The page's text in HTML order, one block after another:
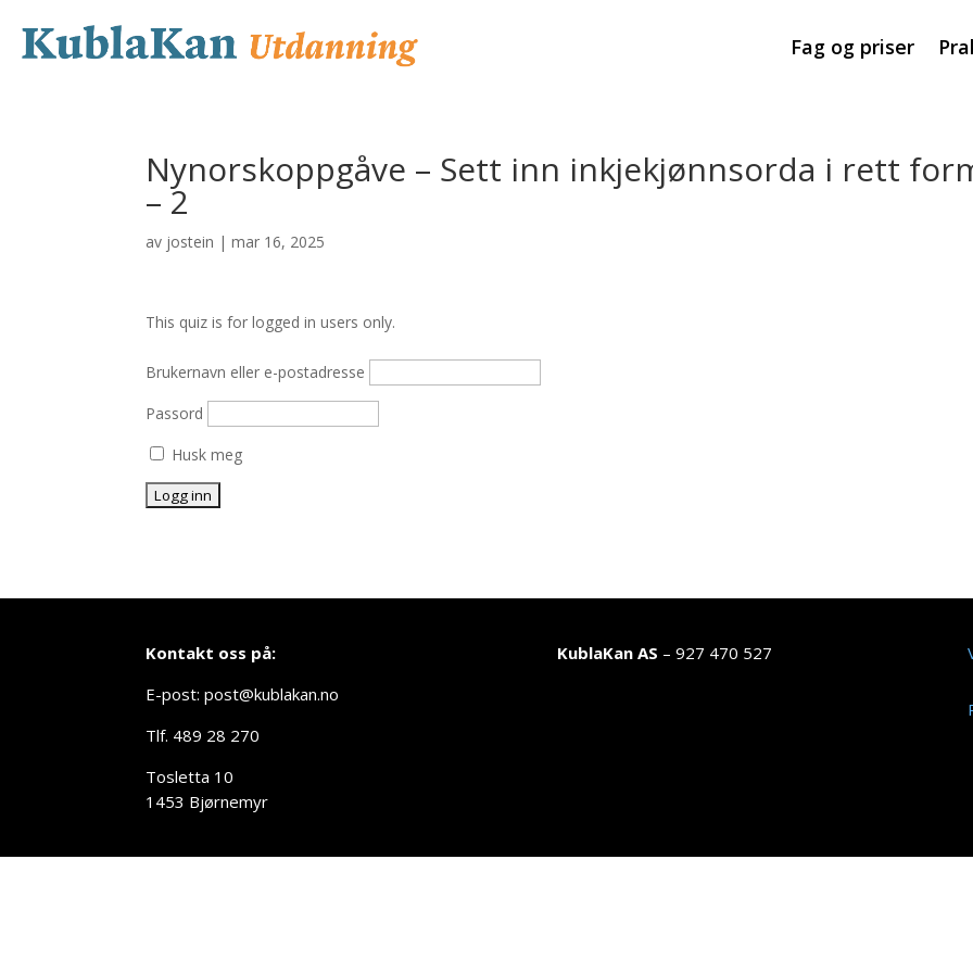
Fag og priser
Nynorskoppgåve – Sett inn inkjekjønnsorda i rett
– 2
av jostein |mar 16, 2025
This quiz is for logged in users only.
Brukernavn eller e-postadresse
Passord
Husk meg
Kontakt oss på:
E-post: post@kublakan.no
Tlf. 489 28 270
Tosletta 10
1453 Bjørnemyr
KublaKan AS – 927 470 527